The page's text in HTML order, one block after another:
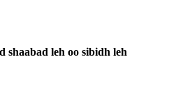
shaabad leh oo sibidh leh